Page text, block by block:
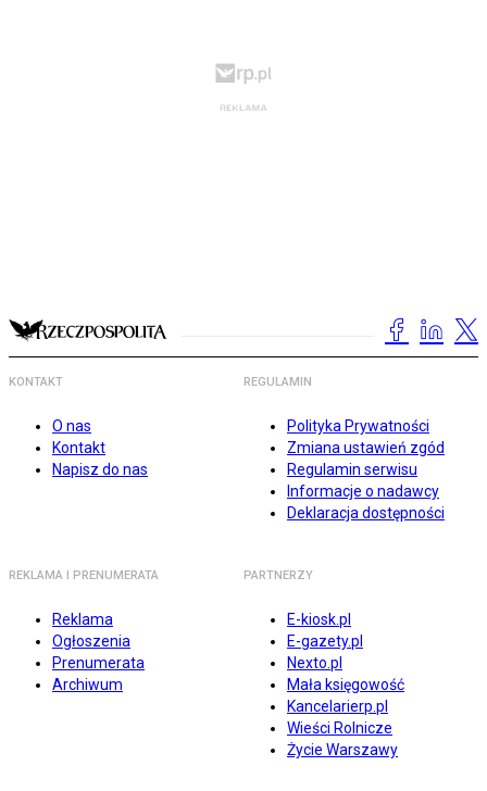
KONTAKT
O nas
Kontakt
Napisz do nas
REGULAMIN
Polityka Prywatności
Zmiana ustawień zgód
Regulamin serwisu
Informacje o nadawcy
Deklaracja dostępności
REKLAMA I PRENUMERATA
Reklama
Ogłoszenia
Prenumerata
Archiwum
PARTNERZY
E-kiosk.pl
E-gazety.pl
Nexto.pl
Mała księgowość
Kancelarierp.pl
Wieści Rolnicze
Życie Warszawy